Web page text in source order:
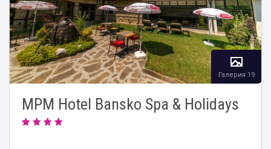
MPM Hotel Bansko Spa & Holidays
Галерия 19